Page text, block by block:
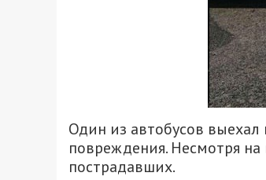
Один из автобусов выехал
повреждения. Несмотря
пострадавших.